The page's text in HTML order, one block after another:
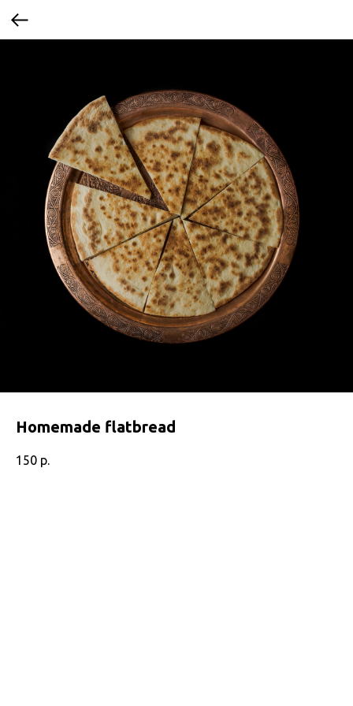
Homemade flatbread
150 р.